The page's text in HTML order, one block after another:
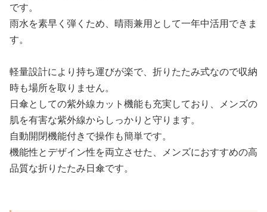
です。
雨水を素早く弾くため、晴雨兼用として一年中活用できま
す。
軽量設計により持ち運びが楽で、折りたたみ式なので収納
時も場所を取りません。
日傘としての紫外線カット機能も充実しており、メンズの
肌を有害な紫外線からしっかりと守ります。
自動開閉機能付きで操作も簡単です。
機能性とデザイン性を両立させた、メンズにおすすめの高
品質な折りたたみ日傘です。